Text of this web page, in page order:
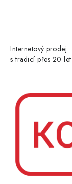
Internetový prodej
s tradicí přes 20 let